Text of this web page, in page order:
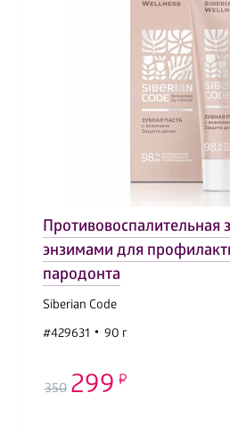
Противовоспалительная
энзимами для
пародонта
Siberian Code
#429631
90 г
350 299